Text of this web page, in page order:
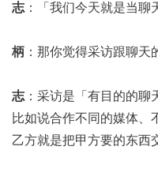
志：「我们今天就是当聊
柄 ：那你觉得采访跟聊天
志：采访是「有目的的聊
比如说合作不同的媒体、
乙方就是把甲方要的东西